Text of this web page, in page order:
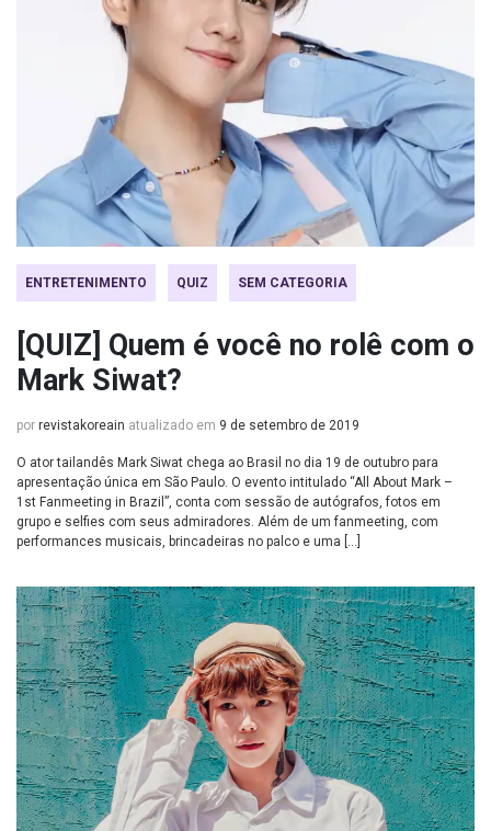
ENTRETENIMENTO QUIZ SEM CATEGORIA
[QUIZ] Quem é você no rolê com o
Mark Siwat?
por revistakoreain atualizado em 9 de setembro de 2019
O ator tailandês Mark Siwat chega ao Brasil no dia 19 de outubro para
apresentação única em São Paulo. O evento intitulado “All About Mark –
1st Fanmeeting in Brazil”, conta com sessão de autógrafos, fotos em
grupo e selfies com seus admiradores. Além de um fanmeeting, com
performances musicais, brincadeiras no palco e uma […]